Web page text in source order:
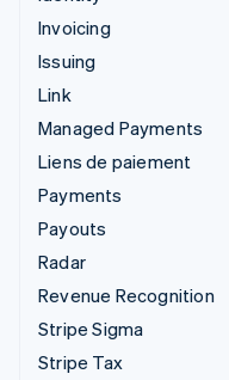
Invoicing
Issuing
Link
Managed Payments
Liens de paiement
Payments
Payouts
Radar
Revenue Recognition
Stripe Sigma
Stripe Tax